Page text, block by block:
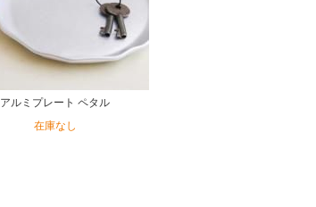
アルミプレート ペタル
在庫なし